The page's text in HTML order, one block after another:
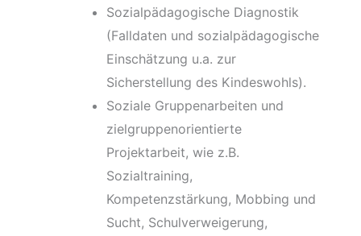
Sozialpädagogische Diagnostik
(Falldaten und sozialpädagogische
Einschätzung u.a. zur
Sicherstellung des Kindeswohls).
Soziale Gruppenarbeiten und
zielgruppenorientierte
Projektarbeit, wie z.B.
Sozialtraining,
Kompetenzstärkung, Mobbing und
Sucht, Schulverweigerung,